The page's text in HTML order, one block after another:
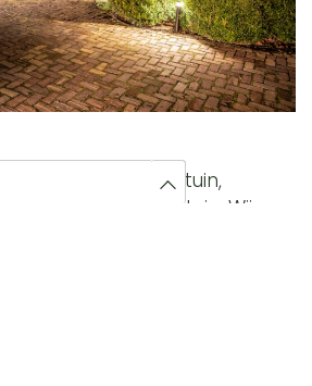
van uw nieuwe tuin,
de verlichting in de tuin. Wij